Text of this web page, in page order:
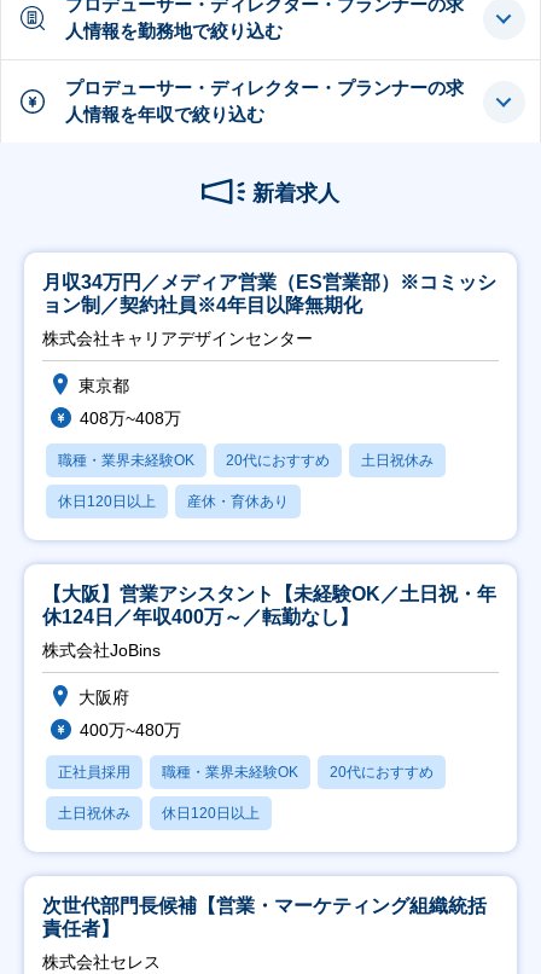
プロデューサー・ディレクター・プランナーの求
人情報を勤務地で絞り込む
プロデューサー・ディレクター・プランナーの求
人情報を年収で絞り込む
新着求人
月収34万円／メディア営業（ES営業部）※コミッシ
ョン制／契約社員※4年目以降無期化
株式会社キャリアデザインセンター
東京都
408万~408万
職種・業界未経験OK 20代におすすめ 土日祝休み
休日120日以上 産休・育休あり
【大阪】営業アシスタント【未経験OK／土日祝・年
休124日／年収400万～／転勤なし】
株式会社JoBins
大阪府
400万~480万
正社員採用 職種・業界未経験OK 20代におすすめ
土日祝休み 休日120日以上
次世代部門長候補【営業・マーケティング組織統括
責任者】
株式会社セレス